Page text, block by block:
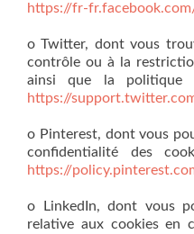
https://fr-
o Twitter, dont vous
contrôle ou à la
ainsi que la politique
https://
o Pinterest, dont vous
confidentialité des
https://
o LinkedIn, dont vous
relative aux cookies en